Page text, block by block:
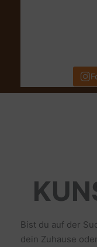
Bist du auf der
dein Zuhause